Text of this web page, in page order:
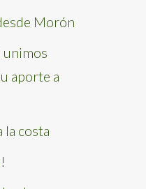
Morón
unimos
aporte a
la costa